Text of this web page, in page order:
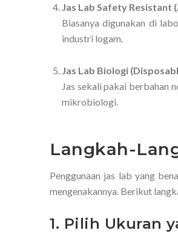
Jas Lab Safety Resistant
Biasanya digunakan di
industri logam.
Jas Lab Biologi
Jas sekali pakai berbahan
mikrobiologi.
Langkah-
Penggunaan jas lab yang
mengenakannya. Berikut
1. Pilih Ukuran